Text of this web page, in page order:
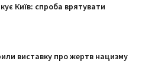
Київ: спроба врятувати
виставку про жертв нацизму